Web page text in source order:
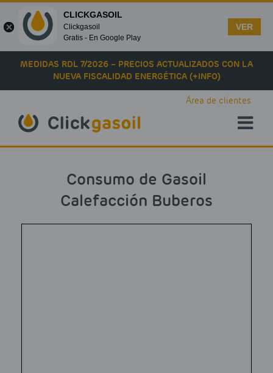
Skip to main content
MEDIDAS RDL 7/2026 – PRECIOS ACTUALIZADOS CON LA
NUEVA FISCALIDAD ENERGÉTICA (+INFO)
Área de clientes
Consumo de Gasoil
Calefacción Buberos
CLICKGASOIL
Clickgasoil
Gratis - En Google Play
VER